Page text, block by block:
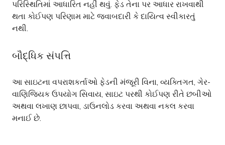
પરિસ્થિતિમાં આધારિત નહીં થવું. ફેડ તેના પર આધાર રાખવાથી
થતા કોઈપણ પરિણામ માટે જવાબદારી કે દાયિત્વ સ્વીકારતું
નથી.
બૌદ્ધિક સંપત્તિ
આ સાઇટના વપરાશકર્તાઓ ફેડની મંજૂરી વિના, વ્યક્તિગત, ગેર-
વાણિજ્યિક ઉપયોગ સિવાય, સાઇટ પરથી કોઈપણ રીતે છબીઓ
અથવા લખાણ છાપવા, ડાઉનલોડ કરવા અથવા નકલ કરવા
મનાઈ છે.